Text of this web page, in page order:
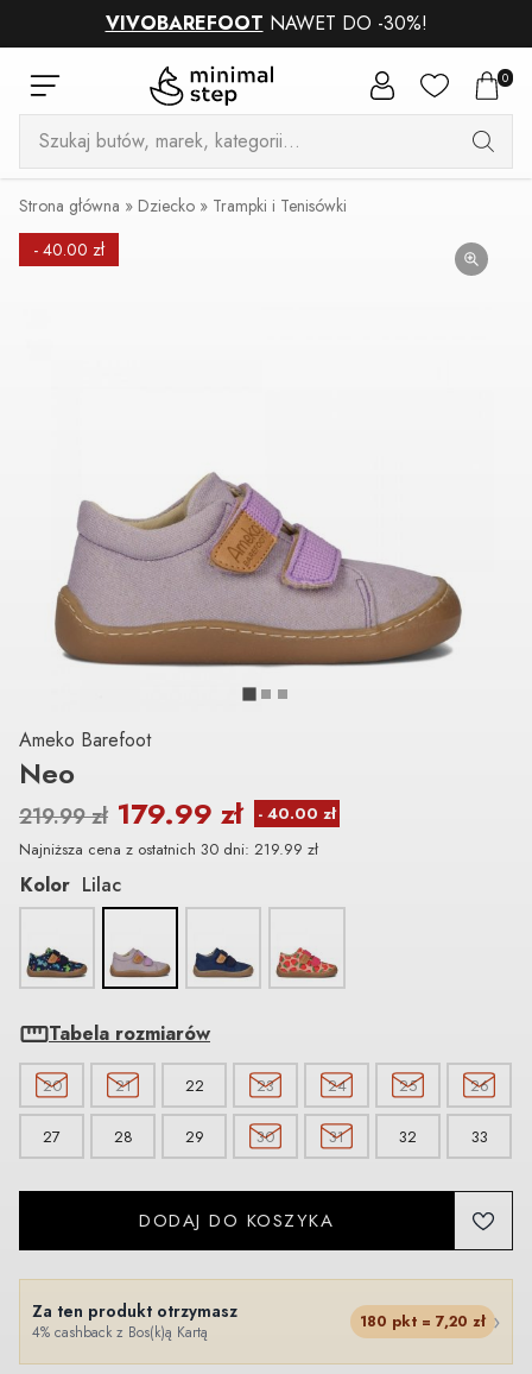
VIVOBAREFOOT NAWET DO -30%!
0
Wyszukiwarka
produktów
Strona główna » Dziecko » Trampki i Tenisówki
- 40.00 zł
Ameko Barefoot
Neo
219.99zł 179.99 zł
Najniższa cena z ostatnich 30 dni: 219.99 zł
Kolor Lilac
Tabela rozmiarów
20 21 22 23 24 25 26
27 28 29 30 31 32 33
DODAJ DO KOSZYKA
Za ten produkt otrzymasz
4% cashback z Bos(k)ą Kartą
180 pkt = 7,20 zł ›